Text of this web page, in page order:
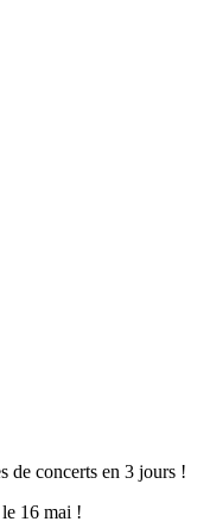
de concerts en 3 jours !
16 mai !